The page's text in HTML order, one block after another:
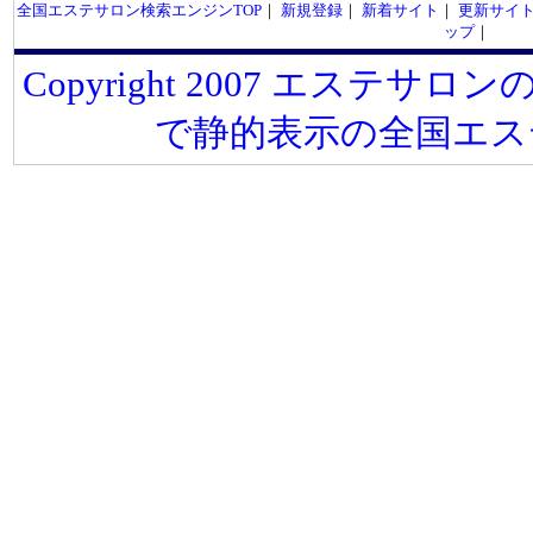
全国エステサロン検索エンジンTOP｜ 新規登録｜ 新着サイト ｜ 更新サイ
ップ｜
Copyright 2007 エステサロン
で静的表示の全国エ